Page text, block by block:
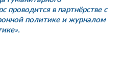
проводится в партнёрстве с
политикеи журналом
.